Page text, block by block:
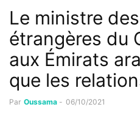
Le ministre
étrangères du
aux Émirats
que les
Par Oussama - 06/10/2021